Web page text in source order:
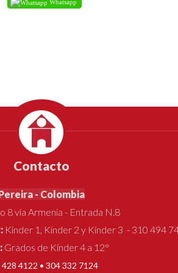
Whatsapp
Contacto
- Colombia
8 vía Armenia - Entrada N.8
Kínder 1, Kínder 2 y Kínder 3 - 310 494
Grados de Kínder 4 a 12°
4122 • 304 332 7124